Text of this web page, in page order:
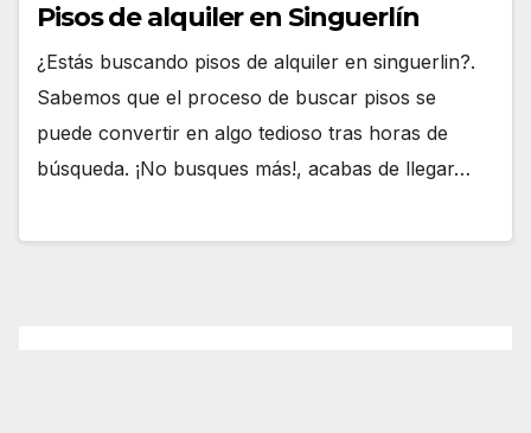
Pisos de alquiler en Singuerlín
¿Estás buscando pisos de alquiler en singuerlin?.
Sabemos que el proceso de buscar pisos se
puede convertir en algo tedioso tras horas de
búsqueda. ¡No busques más!, acabas de llegar…